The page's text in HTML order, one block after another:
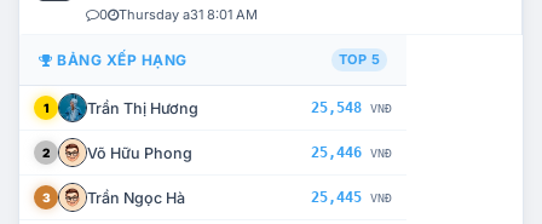
0 Thursday a31 8:01 AM
BẢNG XẾP HẠNG TOP 5
1 Trần Thị Hương 25,548 VNĐ
2 Võ Hữu Phong 25,446 VNĐ
3 Trần Ngọc Hà 25,445 VNĐ